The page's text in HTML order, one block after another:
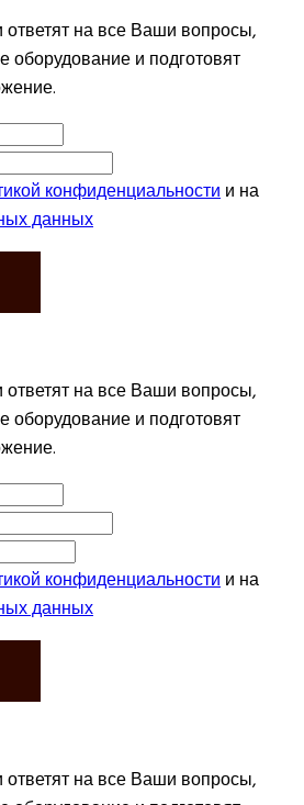
на все Ваши вопросы,
оборудование и подготовят
конфиденциальностии на
данных
на все Ваши вопросы,
оборудование и подготовят
конфиденциальностии на
данных
на все Ваши вопросы,